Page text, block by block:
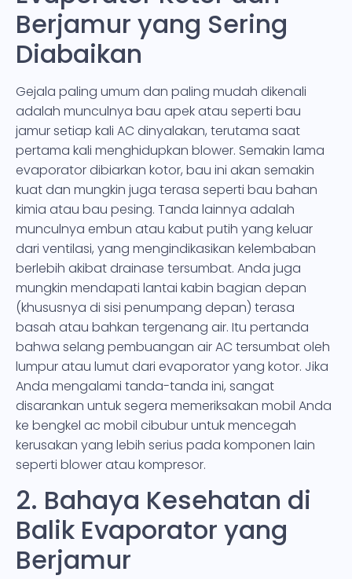
Berjamur yang Sering
Diabaikan
Gejala paling umum dan paling mudah dikenali
adalah munculnya bau apek atau seperti bau
jamur setiap kali AC dinyalakan, terutama saat
pertama kali menghidupkan blower. Semakin lama
evaporator dibiarkan kotor, bau ini akan semakin
kuat dan mungkin juga terasa seperti bau bahan
kimia atau bau pesing. Tanda lainnya adalah
munculnya embun atau kabut putih yang keluar
dari ventilasi, yang mengindikasikan kelembaban
berlebih akibat drainase tersumbat. Anda juga
mungkin mendapati lantai kabin bagian depan
(khususnya di sisi penumpang depan) terasa
basah atau bahkan tergenang air. Itu pertanda
bahwa selang pembuangan air AC tersumbat oleh
lumpur atau lumut dari evaporator yang kotor. Jika
Anda mengalami tanda-tanda ini, sangat
disarankan untuk segera memeriksakan mobil Anda
ke bengkel ac mobil cibubur untuk mencegah
kerusakan yang lebih serius pada komponen lain
seperti blower atau kompresor.
2. Bahaya Kesehatan di
Balik Evaporator yang
Berjamur